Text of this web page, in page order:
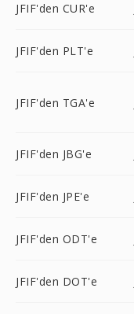
JFIF'den CUR'e
JFIF'den PLT'e
JFIF'den TGA'e
JFIF'den JBG'e
JFIF'den JPE'e
JFIF'den ODT'e
JFIF'den DOT'e